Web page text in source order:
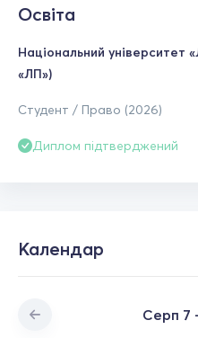
Освіта
Національний університет
«ЛП»)
Студент / Право (2026)
Диплом підтверджений
Календар
Серп 7